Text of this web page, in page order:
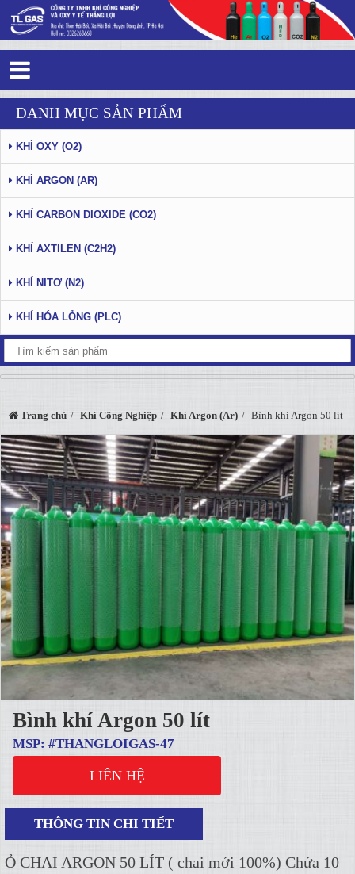
Bình khí Argon 50 lít
DANH MỤC SẢN PHẨM
KHÍ OXY (O2)
KHÍ ARGON (AR)
KHÍ CARBON DIOXIDE (CO2)
KHÍ AXTILEN (C2H2)
KHÍ NITƠ (N2)
KHÍ HÓA LỎNG (PLC)
Trang chủ Khí Công Nghiệp Khí Argon (Ar) Bình khí Argon 50 lít
Bình khí Argon 50 lít
MSP: #THANGLOIGAS-47
LIÊN HỆ
THÔNG TIN CHI TIẾT
Ỏ CHAI ARGON 50 LÍT ( chai mới 100%) Chứa 10